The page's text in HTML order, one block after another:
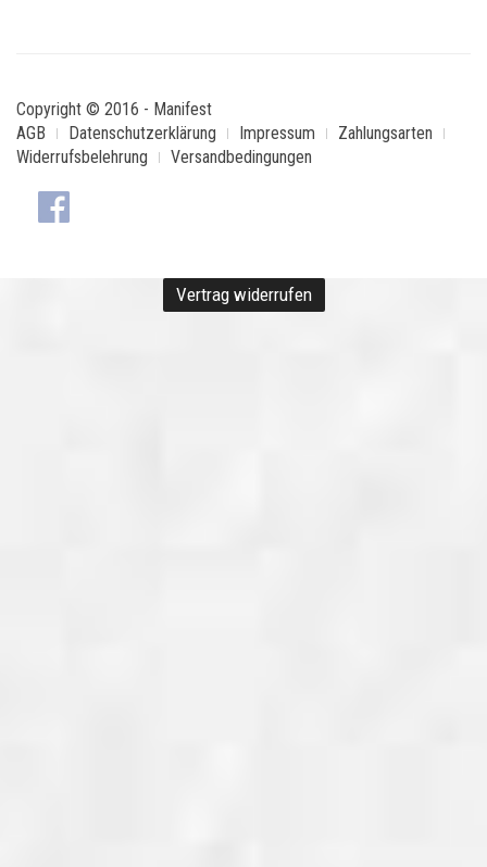
Copyright © 2016 - Manifest
AGB
Datenschutzerklärung Impressum
Zahlungsarten
Widerrufsbelehrung
Versandbedingungen
Vertrag widerrufen